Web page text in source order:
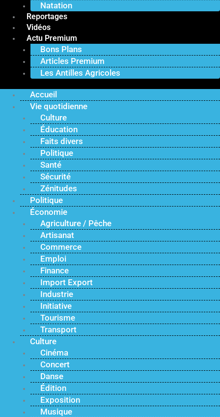
Natation
Reportages
Vidéos
Actu Premium
Bons Plans
Articles Premium
Les Antilles Agricoles
Accueil
Vie quotidienne
Culture
Éducation
Faits divers
Politique
Santé
Sécurité
Zénitudes
Politique
Économie
Agriculture / Pêche
Artisanat
Commerce
Emploi
Finance
Import Export
Industrie
Initiative
Tourisme
Transport
Culture
Cinéma
Concert
Danse
Édition
Exposition
Musique